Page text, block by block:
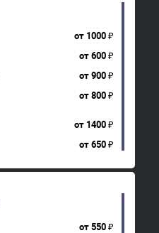
от 1000₽
от600₽
от900₽
от800₽
от 1400₽
от650₽
от550₽